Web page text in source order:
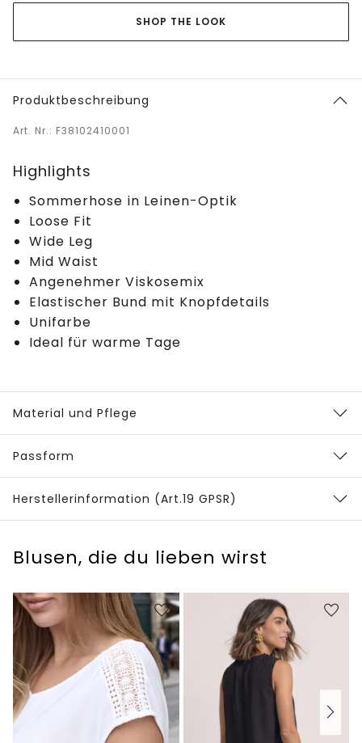
SHOP THE LOOK
Produktbeschreibung
Art. Nr.: F38102410001
Highlights
Sommerhose in Leinen-Optik
Loose Fit
Wide Leg
Mid Waist
Angenehmer Viskosemix
Elastischer Bund mit Knopfdetails
Unifarbe
Ideal für warme Tage
Material und Pflege
Passform
Herstellerinformation (Art.19 GPSR)
Blusen, die du lieben wirst